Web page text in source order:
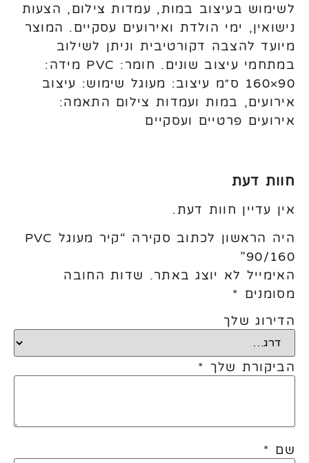
לשימוש בעיצוב במות, עמדות צילום, הצעות
נישואין, ימי הולדת ואירועים עסקיים. המוצר
מיועד להצבה דקורטיבית וניתן לשילוב
במתחמי עיצוב שונים. חומר: PVC מידה:
90×160 ס״מ עיצוב: מעוגל שימוש: עיצוב
אירועים, במות ועמדות צילום התאמה:
אירועים פרטיים ועסקיים
חוות דעת
אין עדיין חוות דעת.
היה הראשון לכתוב סקירה “קיר מעוגל PVC
90/160”
האימייל לא יוצג באתר. שדות החובה
מסומנים *
הדירוג שלך
הביקורת שלך *
שם *